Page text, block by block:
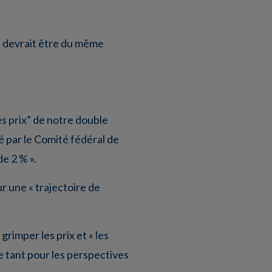
devrait être du même
prix” de notre double
par le Comité fédéral de
2 % ».
une « trajectoire de
les prix et « les
tant pour les perspectives